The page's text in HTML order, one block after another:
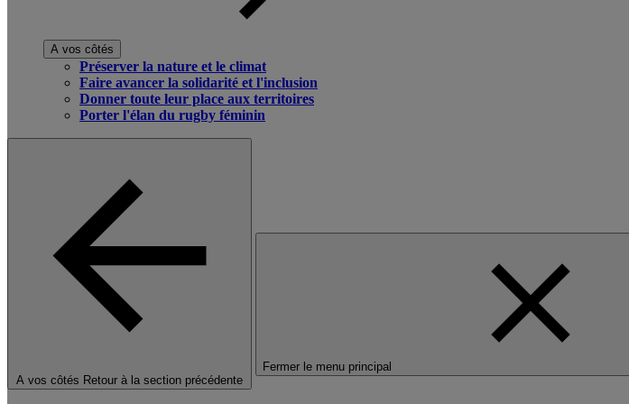
A vos côtés
Préserver la nature et le climat
Faire avancer la solidarité et l'inclusion
Donner toute leur place aux territoires
Porter l'élan du rugby féminin
A vos côtés Retour à la section précédente
Fermer le menu principal